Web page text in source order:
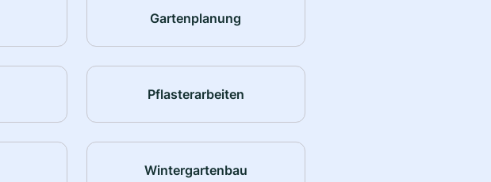
Gartenplanung
Pflasterarbeiten
Wintergartenbau